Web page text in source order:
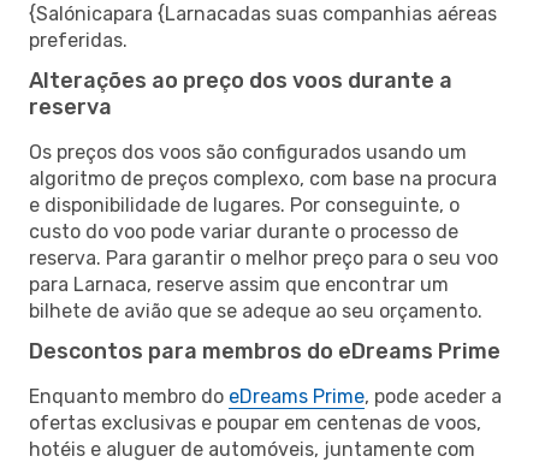
{Salónicapara {Larnacadas suas companhias aéreas
preferidas.
Alterações ao preço dos voos durante a
reserva
Os preços dos voos são configurados usando um
algoritmo de preços complexo, com base na procura
e disponibilidade de lugares. Por conseguinte, o
custo do voo pode variar durante o processo de
reserva. Para garantir o melhor preço para o seu voo
para Larnaca, reserve assim que encontrar um
bilhete de avião que se adeque ao seu orçamento.
Descontos para membros do eDreams Prime
Enquanto membro do eDreams Prime, pode aceder a
ofertas exclusivas e poupar em centenas de voos,
hotéis e aluguer de automóveis, juntamente com